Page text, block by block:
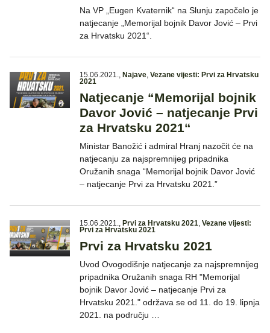
Na VP „Eugen Kvaternik“ na Slunju započelo je
natjecanje „Memorijal bojnik Davor Jović – Prvi
za Hrvatsku 2021“.
15.06.2021., Najave, Vezane vijesti: Prvi za Hrvatsku
2021
Natjecanje “Memorijal bojnik
Davor Jović – natjecanje Prvi
za Hrvatsku 2021“
Ministar Banožić i admiral Hranj nazočit će na
natjecanju za najspremnijeg pripadnika
Oružanih snaga “Memorijal bojnik Davor Jović
– natjecanje Prvi za Hrvatsku 2021.”
15.06.2021., Prvi za Hrvatsku 2021, Vezane vijesti:
Prvi za Hrvatsku 2021
Prvi za Hrvatsku 2021
Uvod Ovogodišnje natjecanje za najspremnijeg
pripadnika Oružanih snaga RH "Memorijal
bojnik Davor Jović – natjecanje Prvi za
Hrvatsku 2021." održava se od 11. do 19. lipnja
2021. na području …